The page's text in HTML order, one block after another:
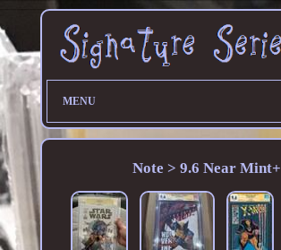
MENU
Note > 9.6 Near Mint+